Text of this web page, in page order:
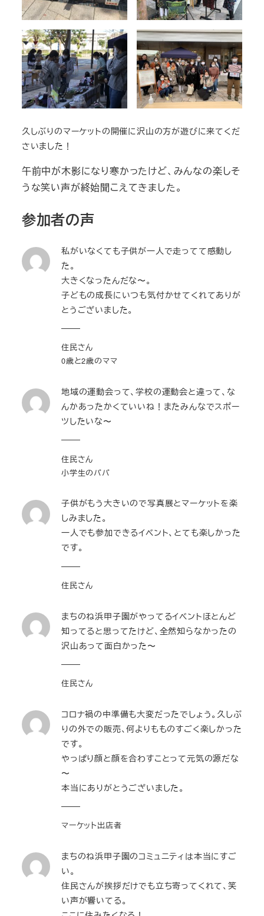
久しぶりのマーケットの開催に沢山の方が遊びに来てくだ
さいました！
午前中が木影になり寒かったけど、みんなの楽しそ
うな笑い声が終始聞こえてきました。
参加者の声
私がいなくても子供が一人で走ってて感動し
た。
大きくなったんだな〜。
子どもの成長にいつも気付かせてくれてありが
とうございました。
住民さん
0歳と2歳のママ
地域の運動会って、学校の運動会と違って、な
んかあったかくていいね！またみんなでスポー
ツしたいな〜
住民さん
小学生のパパ
子供がもう大きいので写真展とマーケットを楽
しみました。
一人でも参加できるイベント、とても楽しかった
です。
住民さん
まちのね浜甲子園がやってるイベントほとんど
知ってると思ってたけど、全然知らなかったの
沢山あって面白かった〜
住民さん
コロナ禍の中準備も大変だったでしょう。久しぶ
りの外での販売、何よりもものすごく楽しかった
です。
やっぱり顔と顔を合わすことって元気の源だな
〜
本当にありがとうございました。
マーケット出店者
まちのね浜甲子園のコミュニティは本当にすご
い。
住民さんが挨拶だけでも立ち寄ってくれて、笑
い声が響いてる。